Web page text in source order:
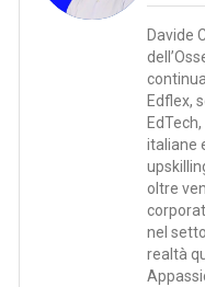
Davide
Edflex,
italiane
oltre
nel
realtà